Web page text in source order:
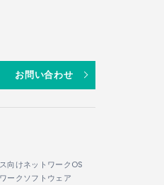
お問い合わせ
向けネットワークOS
ークソフトウェア